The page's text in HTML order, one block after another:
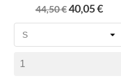
Prix
de
44,50 €Prix
40,05 €